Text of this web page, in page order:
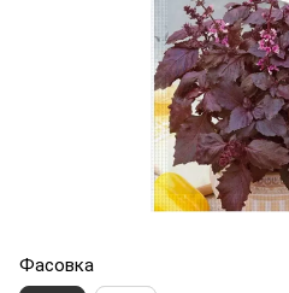
Фасовка